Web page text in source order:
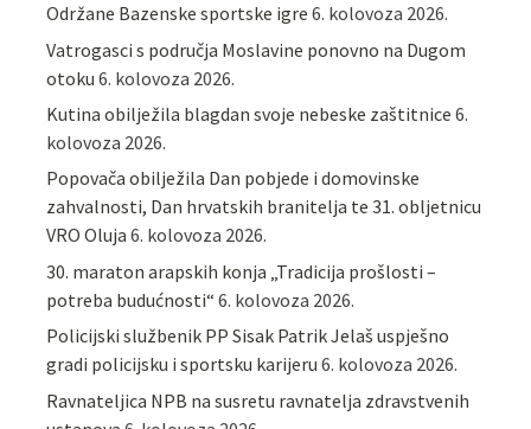
Održane Bazenske sportske igre 6. kolovoza 2026.
Vatrogasci s područja Moslavine ponovno na Dugom
otoku 6. kolovoza 2026.
Kutina obilježila blagdan svoje nebeske zaštitnice 6.
kolovoza 2026.
Popovača obilježila Dan pobjede i domovinske
zahvalnosti, Dan hrvatskih branitelja te 31. obljetnicu
VRO Oluja 6. kolovoza 2026.
30. maraton arapskih konja „Tradicija prošlosti –
potreba budućnosti“ 6. kolovoza 2026.
Policijski službenik PP Sisak Patrik Jelaš uspješno
gradi policijsku i sportsku karijeru 6. kolovoza 2026.
Ravnateljica NPB na susretu ravnatelja zdravstvenih